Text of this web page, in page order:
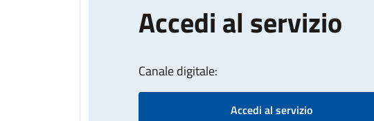
Accedi al servizio
Canale digitale:
Accedi al servizio